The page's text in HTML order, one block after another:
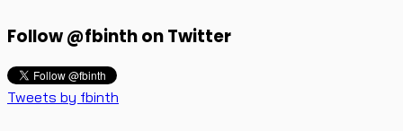
Follow @fbinth on Twitter
Tweets by fbinth